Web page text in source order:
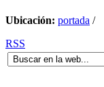
Ubicación: portada /
RSS